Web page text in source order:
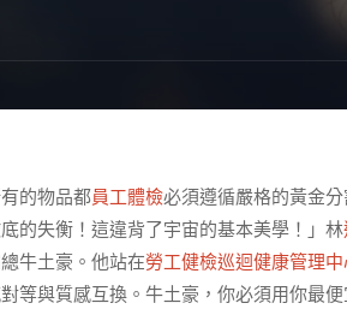
的物品都員工體檢必須遵循嚴格的黃金
的失衡！這違背了宇宙的基本美學！」林
牛土豪。他站在勞工健檢巡迴健康管理中
對等與質感互換。牛土豪，你必須用你最